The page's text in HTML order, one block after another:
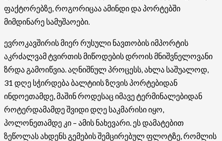
ფაქტორებზე, როგორიცაა ამინდი და პორტებში
მიმდინარე სამუშაოები.
ევროკავშირის მიერ რუსული ნავთობის იმპორტის
აკრძალვამ ტვირთის მიწოდების დროის მნიშვნელოვანი
ზრდა გამოიწვია. აღნიშნულ პროცესს, ახლა საშუალოდ,
31 დღე სჭირდება ბალტიის ზღვის პორტებიდან
ინდოეთამდე, მაშინ როდესაც იმავე ტერმინალებიდან
როტერდამამდე შვიდი დღე საკმარისი იყო,
პოლონეთამდე კი – ამის ნახევარი. ეს დამატებით
ზეწოლას ახდენს გემების შემცირებულ ფლოტზე, რომლის